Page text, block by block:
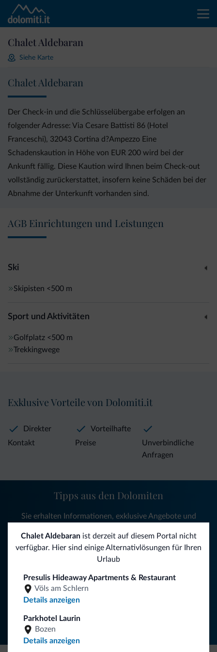
Chalet Aldebaran
Siehe Karte
Chalet Aldebaran
Der Check-in und die Schlüsselübergabe erfolgen an
folgender Adresse: Via Cesare Battisti 86 (Hotel
Franceschi), 32043 Cortina d?Ampezzo Eine
Schadenskaution in Höhe von EUR 200 wird bei der
Ankunft fällig. Diese Kaution wird Ihnen beim Check-out
vollständig zurückerstattet, insofern keine Schäden bei der
Abnahme der Unterkunft vorhanden sind.
AGB Einrichtungen und Leistungen
Ski
Skipisten <500 m
Sport und Aktivitäten
Golfplatz <500 m
Trekkingwege
Chalet Aldebaranist derzeit auf diesem Portal nicht
verfügbar. Hier sind einige Alternativlösungen für Ihren
Urlaub
Presulis Hideaway Apartments & Restaurant
Völs am Schlern
Details anzeigen
Parkhotel Laurin
Bozen
Details anzeigen
Exklusive Vorteile von Dolomiti.it
Direkter
Kontakt
Vorteilhafte
Preise
Unverbindliche
Anfragen
Folgen Sie Dolomiti.it auf
Tipps aus den Dolomiten
Sie erhalten Informationen, exklusive Angebote und